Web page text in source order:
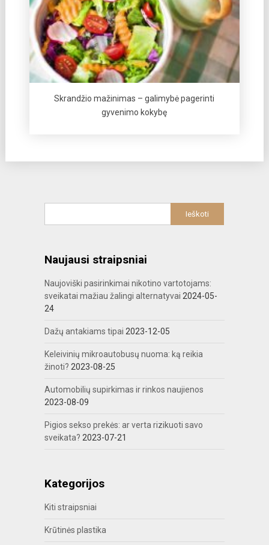
Skrandžio mažinimas – galimybė pagerinti
gyvenimo kokybę
Naujausi straipsniai
Naujoviški pasirinkimai nikotino vartotojams:
sveikatai mažiau žalingi alternatyvai 2024-05-
24
Dažų antakiams tipai 2023-12-05
Keleivinių mikroautobusų nuoma: ką reikia
žinoti? 2023-08-25
Automobilių supirkimas ir rinkos naujienos
2023-08-09
Pigios sekso prekės: ar verta rizikuoti savo
sveikata? 2023-07-21
Kategorijos
Kiti straipsniai
Krūtinės plastika